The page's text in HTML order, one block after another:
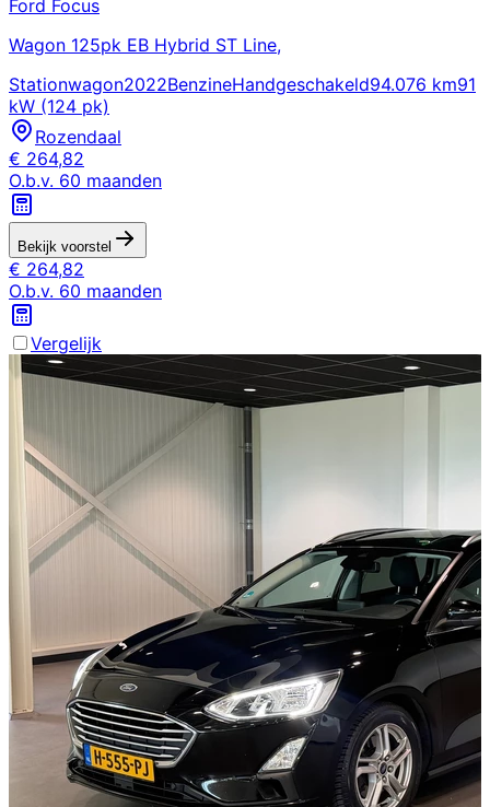
Ford Focus
Wagon 125pk EB Hybrid ST Line,
Stationwagon2022BenzineHandgeschakeld94.076 km91
kW (124 pk)
Rozendaal
€ 264,82
O.b.v. 60 maanden
Bekijk voorstel
€ 264,82
O.b.v. 60 maanden
Vergelijk